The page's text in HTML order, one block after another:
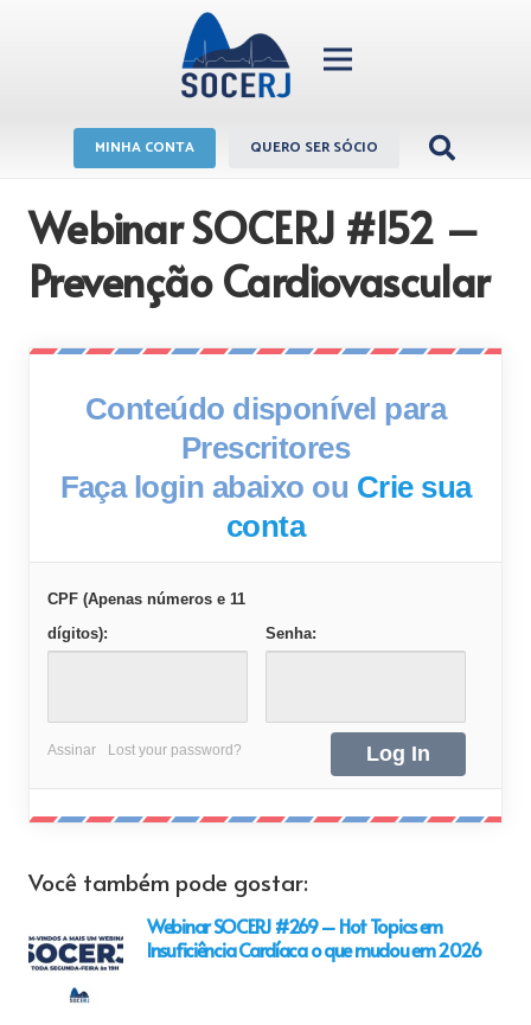
MINHA CONTA QUERO SER SÓCIO
Webinar SOCERJ #152 –
Prevenção Cardiovascular
Conteúdo disponível para
Prescritores
Faça login abaixo ou Crie sua
conta
CPF (Apenas números e 11
dígitos):
Senha:
Assinar Lost your password?
Você também pode gostar:
Webinar SOCERJ #269 – Hot Topics em
Insuficiência Cardíaca o que mudou em 2026